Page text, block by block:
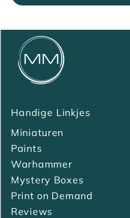
Handige Linkjes
Miniaturen
Paints
Warhammer
Mystery Boxes
Print on Demand
Reviews